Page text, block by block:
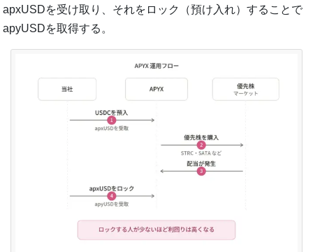
apxUSDを受け取り、それをロック（預け入れ）することで
apyUSDを取得する。